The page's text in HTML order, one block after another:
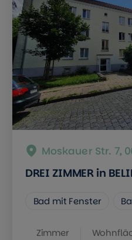
Moskauer Str. 7,
DREI ZIMMER in
Bad mit Fenster
Zimmer